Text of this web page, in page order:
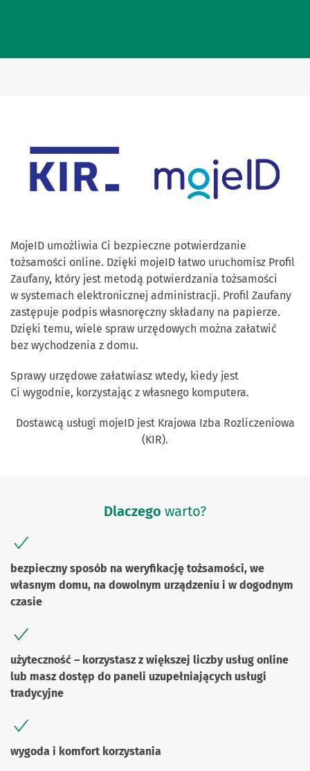
MojeID umożliwia Ci bezpieczne potwierdzanie
tożsamości online. Dzięki mojeID łatwo uruchomisz Profil
Zaufany, który jest metodą potwierdzania tożsamości
w systemach elektronicznej administracji. Profil Zaufany
zastępuje podpis własnoręczny składany na papierze.
Dzięki temu, wiele spraw urzędowych można załatwić
bez wychodzenia z domu.
Sprawy urzędowe załatwiasz wtedy, kiedy jest
Ci wygodnie, korzystając z własnego komputera.
Dostawcą usługi mojeID jest Krajowa Izba Rozliczeniowa
(KIR).
Dlaczego warto?
bezpieczny sposób na weryfikację tożsamości, we
własnym domu, na dowolnym urządzeniu i w dogodnym
czasie
użyteczność – korzystasz z większej liczby usług online
lub masz dostęp do paneli uzupełniających usługi
tradycyjne
wygoda i komfort korzystania